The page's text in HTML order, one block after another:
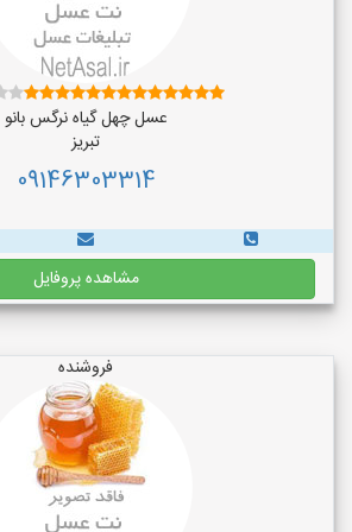
عسل چهل گیاه نرگس بانو
تبریز
09146303314
مشاهده پروفایل
فروشنده